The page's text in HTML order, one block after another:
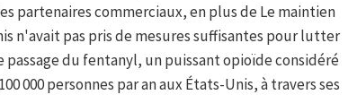
partenaires commerciaux, en plus de Le maintien
n'avait pas pris de mesures suffisantes pour lutter
du fentanyl, un puissant opioïde considéré
000 personnes par an aux États-Unis, à travers ses